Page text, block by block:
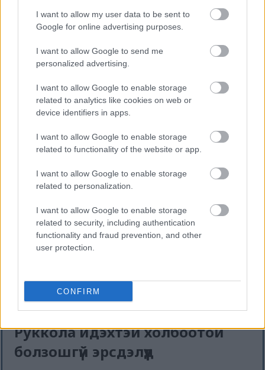
I want to allow my user data to be sent to
Google for online advertising purposes.
I want to allow Google to send me
personalized advertising.
I want to allow Google to enable storage
related to analytics like cookies on web or
device identifiers in apps.
I want to allow Google to enable storage
related to functionality of the website or app.
I want to allow Google to enable storage
related to personalization.
I want to allow Google to enable storage
related to security, including authentication
functionality and fraud prevention, and other
user protection.
CONFIRM
Рукколаг смүүти хийж сэргээгч ундаа хийж
болно. Бага зэрэг гашуун амт нь жимстэй сайн
хүнсэндээ руккола нэмэх нь амархан бөгөөд
хөгжилтэй тул танд шинэ амтыг нээх боломжийг
Байгалийн дулаан гэрэлд тогоочийн хутгатай
модон хайчлах тавцан дээр шинэхэн аругула түүж
зургийг үзэхийн тулд дарна уу эсвэл товшино уу.
Руккола идэхтэй холбоотой
болзошгүй эрсдэлүүд